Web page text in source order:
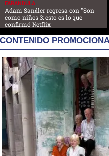
FARANDULA
Adam Sandler regresa con "Son
como niños 3: esto es lo que
confirmó Netflix
CONTENIDO